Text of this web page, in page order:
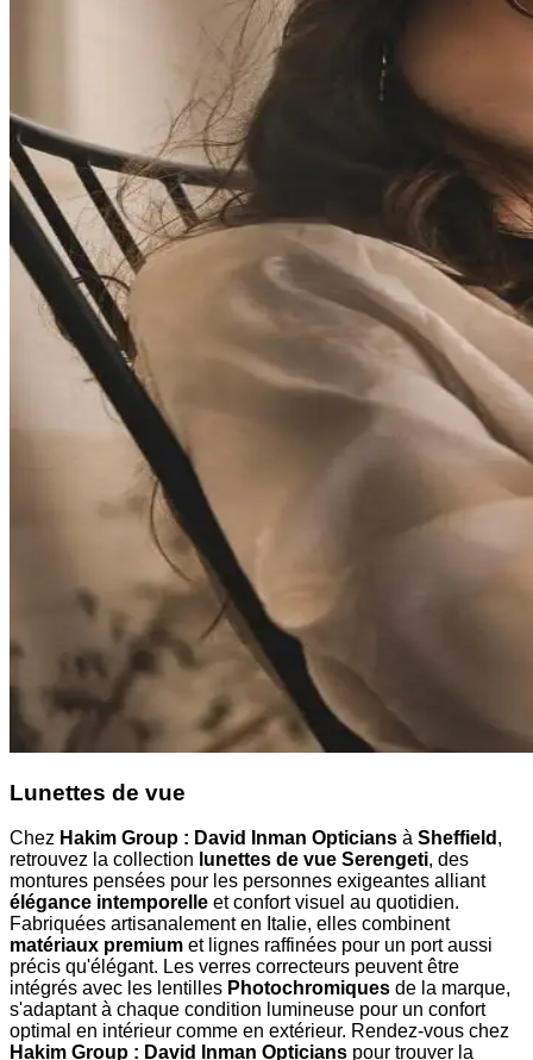
Lunettes de vue
Chez Hakim Group : David Inman Opticians à Sheffield ,
retrouvez la collection lunettes de vue Serengeti, des
montures pensées pour les personnes exigeantes alliant
élégance intemporelle et confort visuel au quotidien.
Fabriquées artisanalement en Italie, elles combinent
matériaux premium et lignes raffinées pour un port aussi
précis qu'élégant. Les verres correcteurs peuvent être
intégrés avec les lentilles Photochromiques de la marque,
s'adaptant à chaque condition lumineuse pour un confort
optimal en intérieur comme en extérieur. Rendez-vous chez
Hakim Group : David Inman Opticians pour trouver la